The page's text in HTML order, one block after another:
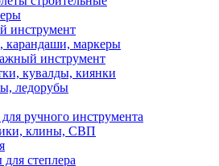
инструмент
карандаши, маркеры
инструмент
кувалды, киянки
ледорубы
ручного инструмента
клины, СВП
степлера